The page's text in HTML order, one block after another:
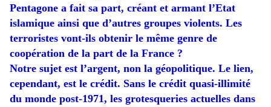
Pentagone a fait sa part, créant et armant l’Etat
islamique ainsi que d’autres groupes violents. Les
terroristes vont-ils obtenir le même genre de
coopération de la part de la France ?
Notre sujet est l’argent, non la géopolitique. Le lien,
cependant, est le crédit. Sans le crédit quasi-illimité
du monde post-1971, les grotesqueries actuelles dans